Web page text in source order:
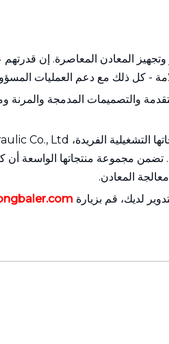
المعادن المعاصرة. إن
- كل ذلك مع دعم العمليات
والتصميمات المدمجة
مجموعة منتجاتها الواسعة أن
المعادن.